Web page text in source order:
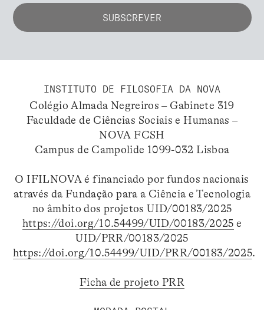
INSTITUTO DE FILOSOFIA DA NOVA
Colégio Almada Negreiros – Gabinete 319
Faculdade de Ciências Sociais e Humanas –
NOVA FCSH
Campus de Campolide 1099-032 Lisboa
O IFILNOVA é financiado por fundos nacionais
através da Fundação para a Ciência e Tecnologia
no âmbito dos projetos UID/00183/2025
https://doi.org/10.54499/UID/00183/2025 e
UID/PRR/00183/2025
https://doi.org/10.54499/UID/PRR/00183/2025.
Ficha de projeto PRR